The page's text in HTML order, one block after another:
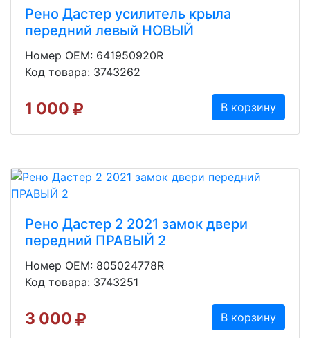
Рено Дастер усилитель крыла
передний левый НОВЫЙ
Номер OEM: 641950920R
Код товара: 3743262
1 000 В корзину
Рено Дастер 2 2021 замок двери
передний ПРАВЫЙ 2
Номер OEM: 805024778R
Код товара: 3743251
3 000 В корзину